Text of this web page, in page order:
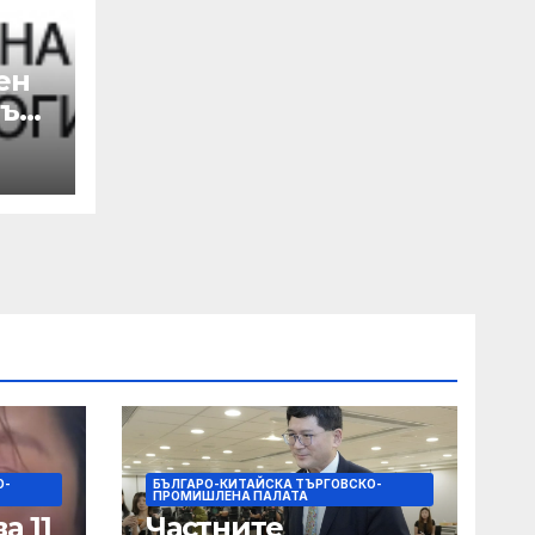
11
БЪЛГАРО-КИТАЙСКА ТЪРГОВСКО-
ПРОМИШЛЕНА ПАЛАТА
Частните